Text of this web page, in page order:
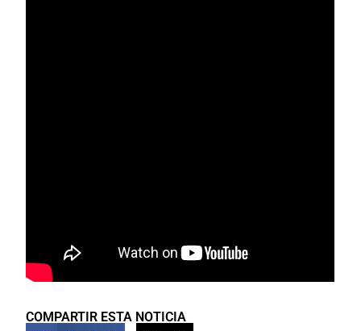
COMPARTIR ESTA NOTICIA